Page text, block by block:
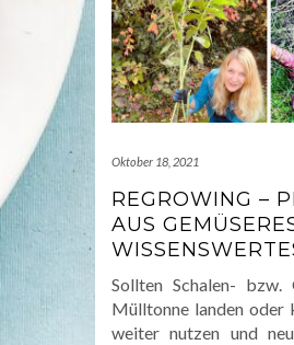
Oktober 18, 2021
REGROWING –
AUS
Sollten Schalen-
Mülltonne landen oder
weiter nutzen und